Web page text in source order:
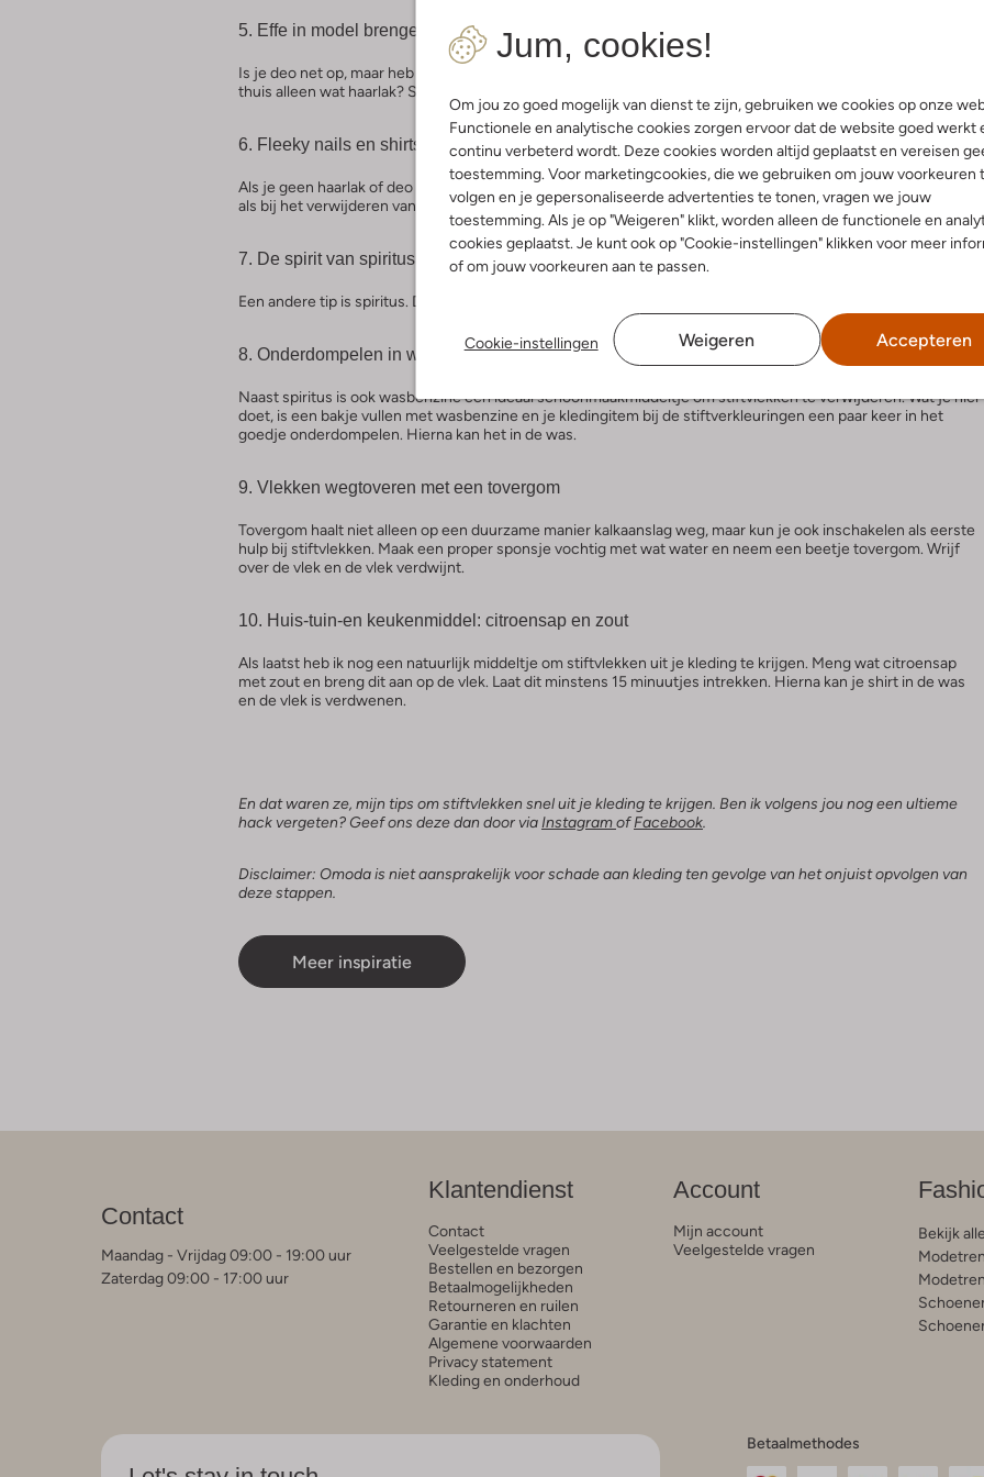
Jum, cookies!
Om jou zo goed mogelijk van dienst te zijn, gebruiken we cookies op onze
Functionele en analytische cookies zorgen ervoor dat de website goed werkt
continu verbeterd wordt. Deze cookies worden altijd geplaatst en vereisen
toestemming. Voor marketingcookies, die we gebruiken om jouw voorkeuren
volgen en je gepersonaliseerde advertenties te tonen, vragen we jouw
toestemming. Als je op "Weigeren" klikt, worden alleen de functionele en
cookies geplaatst. Je kunt ook op "Cookie-instellingen" klikken voor meer
of om jouw voorkeuren aan te passen.
Cookie-instellingen Weigeren Accepteren
5. Effe in model brengen met haarlak
Is je deo net op, maar heb je wel haarlak? Ook in haarlak zit alcohol die de stiftvlekken te lijf gaat. Heb je dus
thuis alleen wat haarlak? Spray dit dan op de vlek voor je je shirtje in de was gooit.
6. Fleeky nails en shirts met nagellakremover
Als je geen haarlak of deo hebt, kun je ook nagellakremover gebruiken. Hier ga je op dezelfde manier te werk
als bij het verwijderen van stiftvlekken met behulp van alcohol.
7. De spirit van spiritus
Een andere tip is spiritus. Dep dit goedje op de vlek en bye bye abstract kunstwerk.
8. Onderdompelen in wasbenzine
Naast spiritus is ook wasbenzine een ideaal schoonmaakmiddeltje om stiftvlekken te verwijderen. Wat je hier
doet, is een bakje vullen met wasbenzine en je kledingitem bij de stiftverkleuringen een paar keer in het
goedje onderdompelen. Hierna kan het in de was.
9. Vlekken wegtoveren met een tovergom
Tovergom haalt niet alleen op een duurzame manier kalkaanslag weg, maar kun je ook inschakelen als eerste
hulp bij stiftvlekken. Maak een proper sponsje vochtig met wat water en neem een beetje tovergom. Wrijf
over de vlek en de vlek verdwijnt.
10. Huis-tuin-en keukenmiddel: citroensap en zout
Als laatst heb ik nog een natuurlijk middeltje om stiftvlekken uit je kleding te krijgen. Meng wat citroensap
met zout en breng dit aan op de vlek. Laat dit minstens 15 minuutjes intrekken. Hierna kan je shirt in de was
en de vlek is verdwenen.
En dat waren ze, mijn tips om stiftvlekken snel uit je kleding te krijgen. Ben ik volgens jou nog een ultieme
hack vergeten? Geef ons deze dan door via InstagramofFacebook
Disclaimer: Omoda is niet aansprakelijk voor schade aan kleding ten gevolge van het onjuist opvolgen van
deze stappen.
Meer inspiratie
Contact
Maandag - Vrijdag 09:00 - 19:00 uur
Zaterdag 09:00 - 17:00 uur
Klantendienst
Contact
Veelgestelde vragen
Bestellen en bezorgen
Betaalmogelijkheden
Retourneren en ruilen
Garantie en klachten
Algemene voorwaarden
Privacy statement
Kleding en onderhoud
Account
Mijn account
Veelgestelde vragen
Bekijk
Betaalmethodes